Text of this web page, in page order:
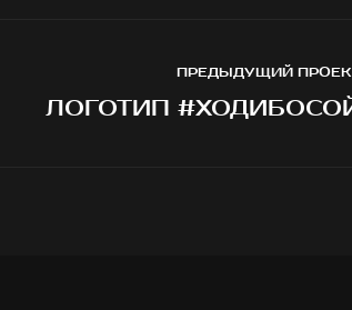
ПРЕДЫДУЩИЙ
ЛОГОТИП